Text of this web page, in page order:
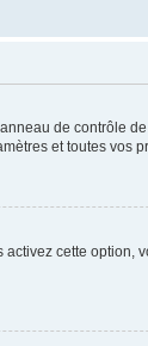
de contrôle
et toutes vos
cette option,